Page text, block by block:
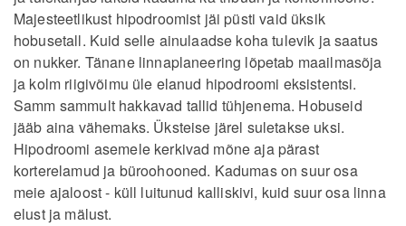
Majesteetlikust hipodroomist jäi püsti vaid üksik
hobusetall. Kuid selle ainulaadse koha tulevik ja saatus
on nukker. Tänane linnaplaneering lõpetab maailmasõja
ja kolm riigivõimu üle elanud hipodroomi eksistentsi.
Samm sammult hakkavad tallid tühjenema. Hobuseid
jääb aina vähemaks. Üksteise järel suletakse uksi.
Hipodroomi asemele kerkivad mõne aja pärast
korterelamud ja büroohooned. Kadumas on suur osa
meie ajaloost - küll luitunud kalliskivi, kuid suur osa linna
elust ja mälust.